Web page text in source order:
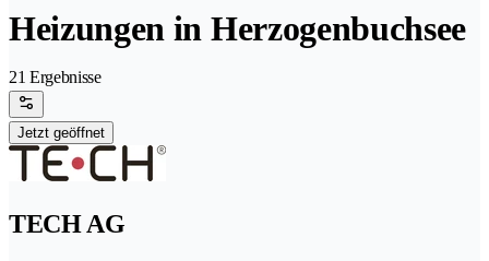
Heizungen in Herzogenbuchsee
21 Ergebnisse
Jetzt geöffnet
TECH AG